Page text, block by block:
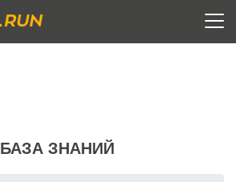
БАЗА ЗНАНИЙ